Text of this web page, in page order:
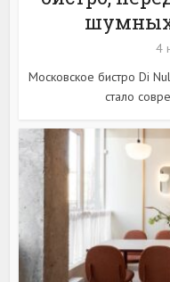
4
Московское бистро Di
стало